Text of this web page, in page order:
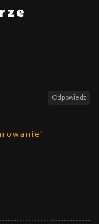
Odpowiedz